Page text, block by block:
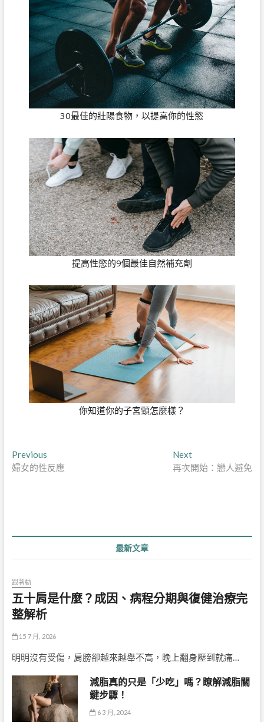
30最佳的壯陽食物，以提高你的性慾
提高性慾的9個最佳自然補充劑
你知道你的子宮頸怎麼樣？
文
章
PreviousPrevious
post:
婦女的性反應
NextNext
post:
再次開始：戀人避免
最新文章
跟著動
五十肩是什麼？成因、病程分期與復健治療完
整解析
15 7 月, 2026
明明沒有受傷，肩膀卻越來越舉不高，晚上翻身壓到就痛…
減脂真的只是「少吃」嗎？瞭解減脂關
鍵步驟！
6 3 月, 2024